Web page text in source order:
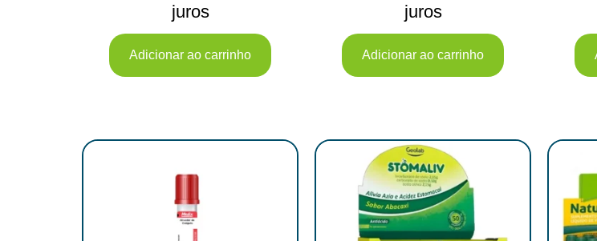
juros
Adicionar ao carrinho
juros
Adicionar ao carrinho